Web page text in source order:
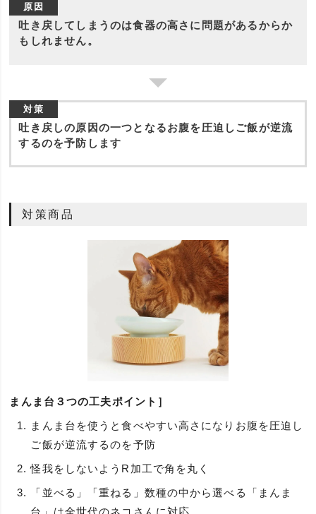
原因
吐き戻してしまうのは食器の高さに問題があるからか
もしれません。
対策
吐き戻しの原因の一つとなるお腹を圧迫しご飯が逆流
するのを予防します
対策商品
まんま台３つの工夫ポイント］
まんま台を使うと食べやすい高さになりお腹を圧迫し
ご飯が逆流するのを予防
怪我をしないようR加工で角を丸く
「並べる」「重ねる」数種の中から選べる「まんま
台」は全世代のネコさんに対応